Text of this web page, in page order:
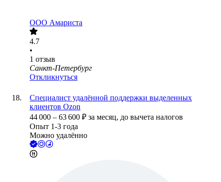
ООО Амариста
4.7
•
1 отзыв
Санкт-Петербург
Откликнуться
Специалист удалённой поддержки выделенных
клиентов Ozon
44 000 – 63 600 ₽ за месяц, до вычета налогов
Опыт 1-3 года
Можно удалённо